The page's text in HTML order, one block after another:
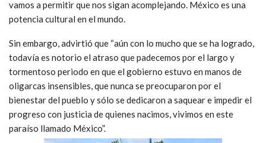
vamos a permitir que nos sigan acomplejando. México es una
potencia cultural en el mundo.
Sin embargo, advirtió que “aún con lo mucho que se ha logrado,
todavía es notorio el atraso que padecemos por el largo y
tormentoso periodo en que el gobierno estuvo en manos de
oligarcas insensibles, que nunca se preocuparon por el
bienestar del pueblo y sólo se dedicaron a saquear e impedir el
progreso con justicia de quienes nacimos, vivimos en este
paraíso llamado México”.